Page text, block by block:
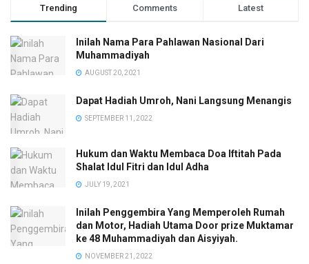
Trending Comments Latest
Inilah Nama Para Pahlawan Nasional Dari
Muhammadiyah
AUGUST 20, 2021
Dapat Hadiah Umroh, Nani Langsung Menangis
SEPTEMBER 11, 2022
Hukum dan Waktu Membaca Doa Iftitah Pada
Shalat Idul Fitri dan Idul Adha
JULY 19, 2021
Inilah Penggembira Yang Memperoleh Rumah
dan Motor, Hadiah Utama Door prize Muktamar
ke 48 Muhammadiyah dan Aisyiyah.
NOVEMBER 21, 2022